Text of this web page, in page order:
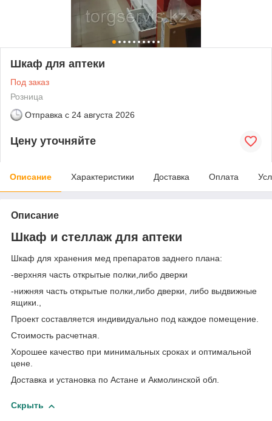
Шкаф для аптеки
Под заказ
Розница
Отправка с 24 августа 2026
Цену уточняйте
Описание Характеристики Доставка Оплата
Описание
Шкаф и стеллаж для аптеки
Шкаф для хранения мед препаратов заднего плана:
-верхняя часть открытые полки,либо дверки
-нижняя часть открытые полки,либо дверки, либо выдвижные
ящики.,
Проект составляется индивидуально под каждое помещение.
Стоимость расчетная.
Хорошее качество при минимальных сроках и оптимальной
цене.
Доставка и установка по Астане и Акмолинской обл.
Скрыть